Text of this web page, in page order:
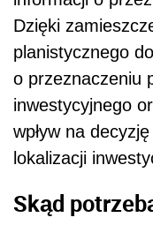
Dzięki
planistycznego
o przeznaczeniu
inwestycyjnego
wpływ na
lokalizacji
Skąd